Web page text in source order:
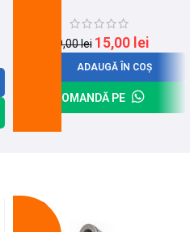
19,00lei 15,00 lei
ADAUGĂ ÎN COȘ
COMANDĂ PE